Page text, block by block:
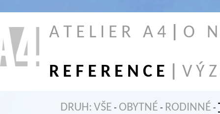
A T E L I E R A 4 O N
R E F E R E N C E V Ý
DRUH: VŠE - OBYTNÉ - RODINNÉ -